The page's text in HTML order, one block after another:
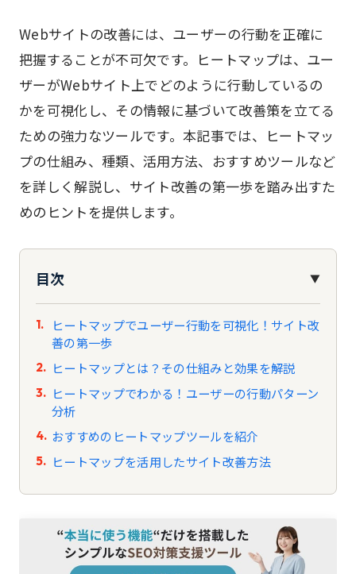
Webサイトの改善には、ユーザーの行動を正確に
把握することが不可欠です。ヒートマップは、ユー
ザーがWebサイト上でどのように行動しているの
かを可視化し、その情報に基づいて改善策を立てる
ための強力なツールです。本記事では、ヒートマッ
プの仕組み、種類、活用方法、おすすめツールなど
を詳しく解説し、サイト改善の第一歩を踏み出すた
めのヒントを提供します。
目次 ▼
ヒートマップでユーザー行動を可視化！サイト改
善の第一歩
ヒートマップとは？その仕組みと効果を解説
ヒートマップでわかる！ユーザーの行動パターン
分析
おすすめのヒートマップツールを紹介
ヒートマップを活用したサイト改善方法